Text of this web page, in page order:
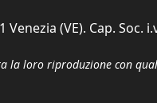
(VE). Cap. Soc.
loro riproduzione con